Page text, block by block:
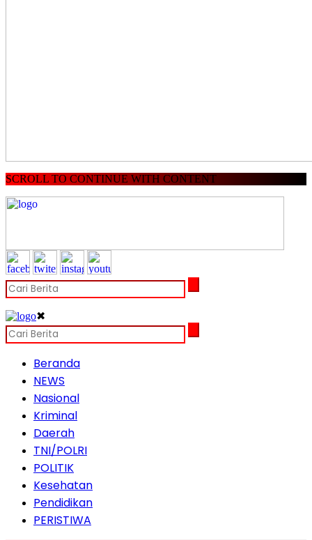
SCROLL TO CONTINUE WITH CONTENT
✖
Beranda
NEWS
Nasional
Kriminal
Daerah
TNI/POLRI
POLITIK
Kesehatan
Pendidikan
PERISTIWA